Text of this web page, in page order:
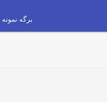
برگه نمونه